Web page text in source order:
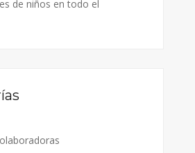
de niños en todo el